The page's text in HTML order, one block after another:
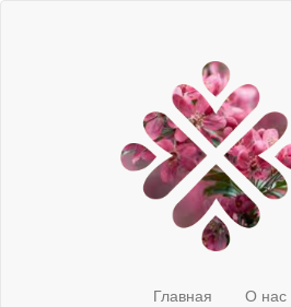
Главная О нас